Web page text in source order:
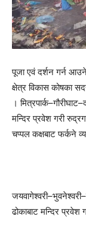
पूजा एवं दर्शन गर्न
क्षेत्र विकास कोषका
।
मन्दिर प्रवेश गरी
चप्पल कक्षबाट फर्कने
ढोकाबाट मन्दिर प्रवेश